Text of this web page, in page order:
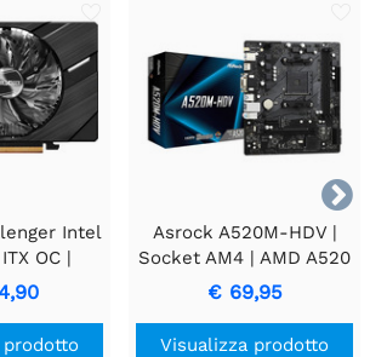

Intel
OC |
6GB
prodotto
Asrock A520M-HDV |
Socket AM4 | AMD A520
| 2xDDR4 | Micro-ATX |
Scheda madre
€ 69,95
Visualizza prodotto